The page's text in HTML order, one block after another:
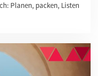
Planen, packen, Listen